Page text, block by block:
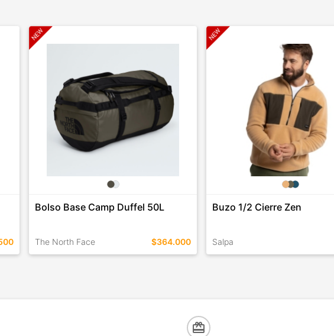
Bolso Base Camp Duffel 50L
The North Face $364.000
Buzo 1/2 Cierre Zen
Salpa
card_giftcard